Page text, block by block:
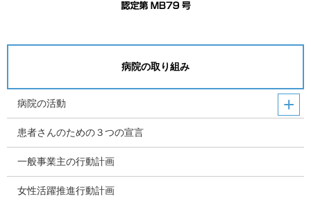
病院の取り組み
病院の活動
患者さんのための３つの宣言
一般事業主の行動計画
女性活躍推進行動計画